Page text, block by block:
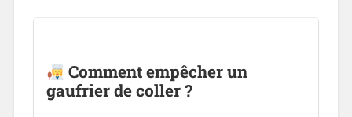
Comment empêcher un
gaufrier de coller ?